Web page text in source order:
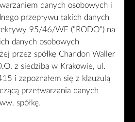
danych osobowych i
przepływu takich danych
95/46/WE ("RODO") na
danych osobowych
przez spółkę Chandon Waller
z siedzibą w Krakowie, ul.
i zapoznałem się z klauzulą
przetwarzania danych
spółkę.